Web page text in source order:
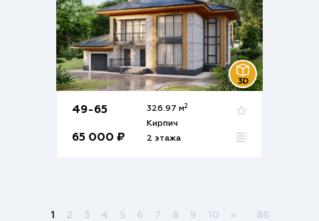
49-65
65 000 ₽
326.97 м2
Кирпич
2 этажа
1 2 3 4 5 6 7 8 9 10 » 86